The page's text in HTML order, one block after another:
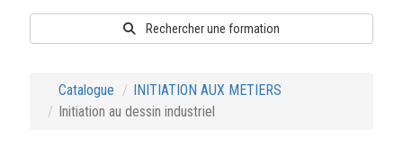
Rechercher une formation
Catalogue
INITIATION AUX METIERS
Initiation au dessin industriel